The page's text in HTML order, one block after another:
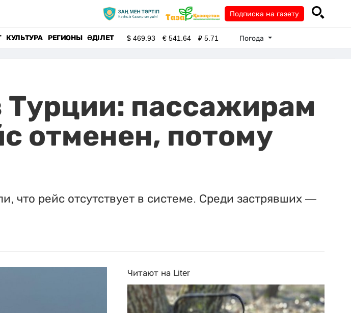
Подписка на газету
КУЛЬТУРА РЕГИОНЫ ӘДІЛЕТ $469.93 €541.64 ₽5.71 Погода
пассажирам
отменен, потому
что рейс отсутствует в системе. Среди застрявших —
Читают на Liter